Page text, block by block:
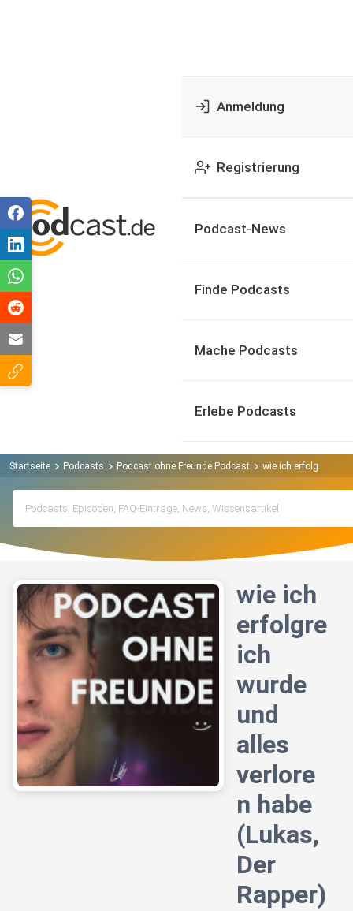
Anmeldung
Registrierung
Podcast-News
Finde Podcasts
Mache Podcasts
Erlebe Podcasts
Startseite Podcasts Podcast ohne Freunde Podcast wie ich erfolgreich
wie ich
erfolgre
ich
wurde
und
alles
verlore
n habe
(Lukas,
Der
Rapper)